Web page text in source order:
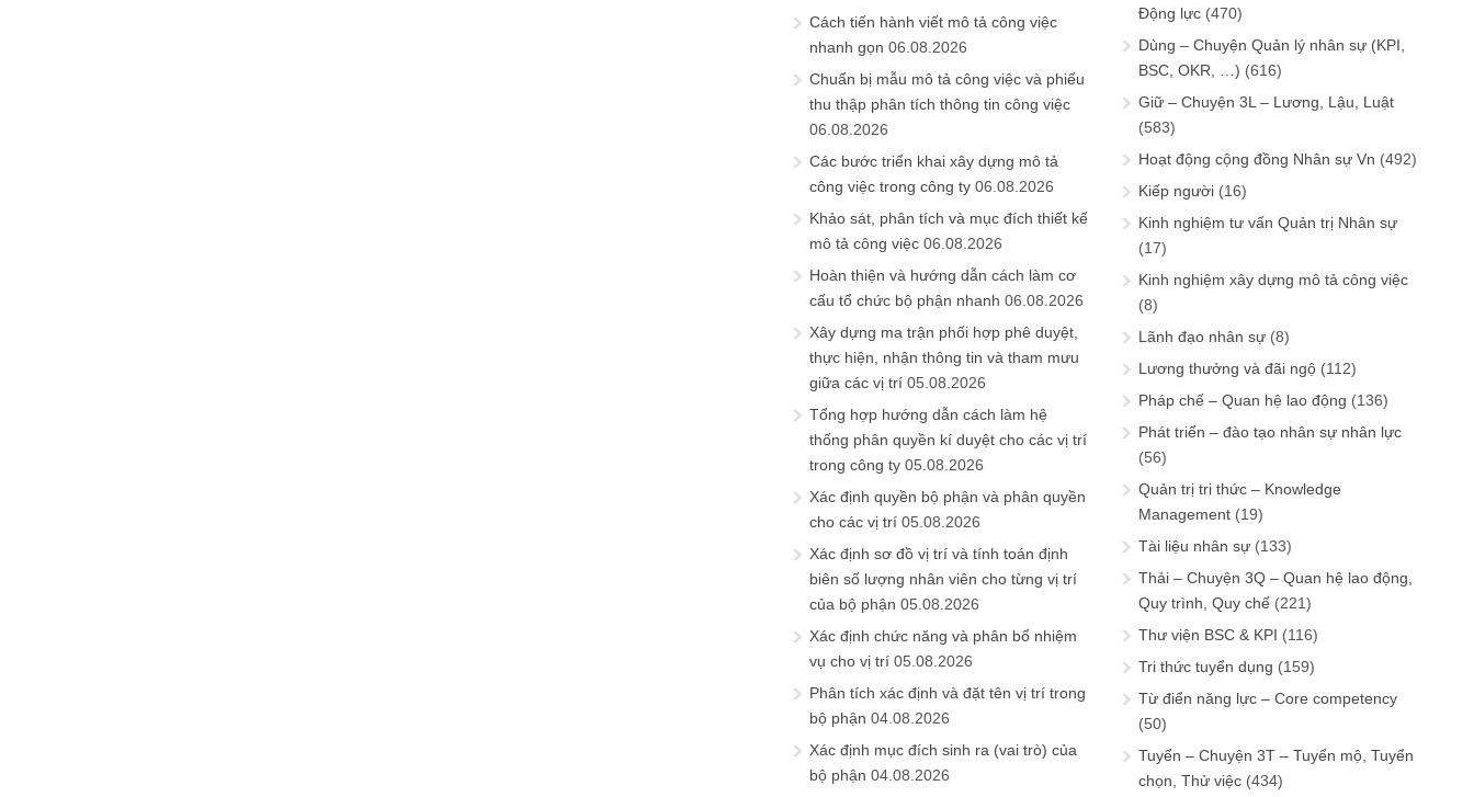
Cách tiến hành viết mô tả công việc
nhanh gọn 06.08.2026
Chuẩn bị mẫu mô tả công việc và phiếu
thu thập phân tích thông tin công việc
06.08.2026
Các bước triển khai xây dựng mô tả
công việc trong công ty 06.08.2026
Khảo sát, phân tích và mục đích thiết kế
mô tả công việc 06.08.2026
Hoàn thiện và hướng dẫn cách làm cơ
cấu tổ chức bộ phận nhanh 06.08.2026
Xây dựng ma trận phối hợp phê duyệt,
thực hiện, nhận thông tin và tham mưu
giữa các vị trí 05.08.2026
Tổng hợp hướng dẫn cách làm hệ
thống phân quyền kí duyệt cho các vị trí
trong công ty 05.08.2026
Xác định quyền bộ phận và phân quyền
cho các vị trí 05.08.2026
Xác định sơ đồ vị trí và tính toán định
biên số lượng nhân viên cho từng vị trí
của bộ phận 05.08.2026
Xác định chức năng và phân bổ nhiệm
vụ cho vị trí 05.08.2026
Phân tích xác định và đặt tên vị trí trong
bộ phận 04.08.2026
Xác định mục đích sinh ra (vai trò) của
bộ phận 04.08.2026
Động lực (470)
Dùng – Chuyện Quản lý nhân sự (KPI,
BSC, OKR, …) (616)
Giữ – Chuyện 3L – Lương, Lậu, Luật
(583)
Hoạt động cộng đồng Nhân sự Vn (492)
Kiếp người (16)
Kinh nghiệm tư vấn Quản trị Nhân sự
(17)
Kinh nghiệm xây dựng mô tả công việc
(8)
Lãnh đạo nhân sự (8)
Lương thưởng và đãi ngộ (112)
Pháp chế – Quan hệ lao động (136)
Phát triển – đào tạo nhân sự nhân lực
(56)
Quản trị tri thức – Knowledge
Management (19)
Tài liệu nhân sự (133)
Thải – Chuyện 3Q – Quan hệ lao động,
Quy trình, Quy chế (221)
Thư viện BSC & KPI (116)
Tri thức tuyển dụng (159)
Từ điển năng lực – Core competency
(50)
Tuyển – Chuyện 3T – Tuyển mộ, Tuyển
chọn, Thử việc (434)